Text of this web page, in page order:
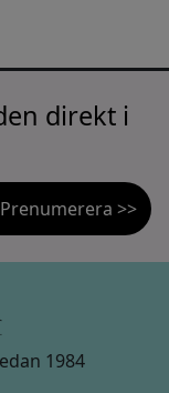
direkt i
Prenumerera >>
1984